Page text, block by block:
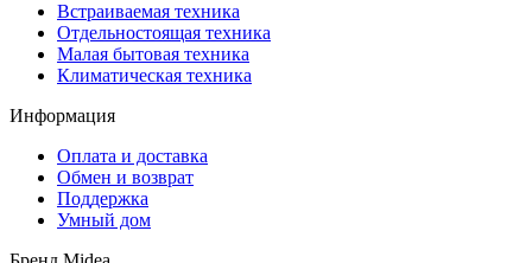
Встраиваемая техника
Отдельностоящая техника
Малая бытовая техника
Климатическая техника
Информация
Оплата и доставка
Обмен и возврат
Поддержка
Умный дом